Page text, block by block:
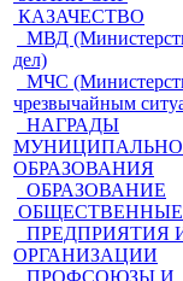
КАЗАЧЕСТВО
МВД
дел)
МЧС
чрезвычайным
НАГРАДЫ
ОБРАЗОВАНИЯ
ОБРАЗОВАНИЕ
ПРЕДПРИЯТИЯ
ОРГАНИЗАЦИИ
ПРОФСОЮЗЫ И